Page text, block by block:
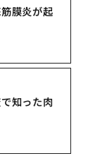
膜炎が起
知った肉